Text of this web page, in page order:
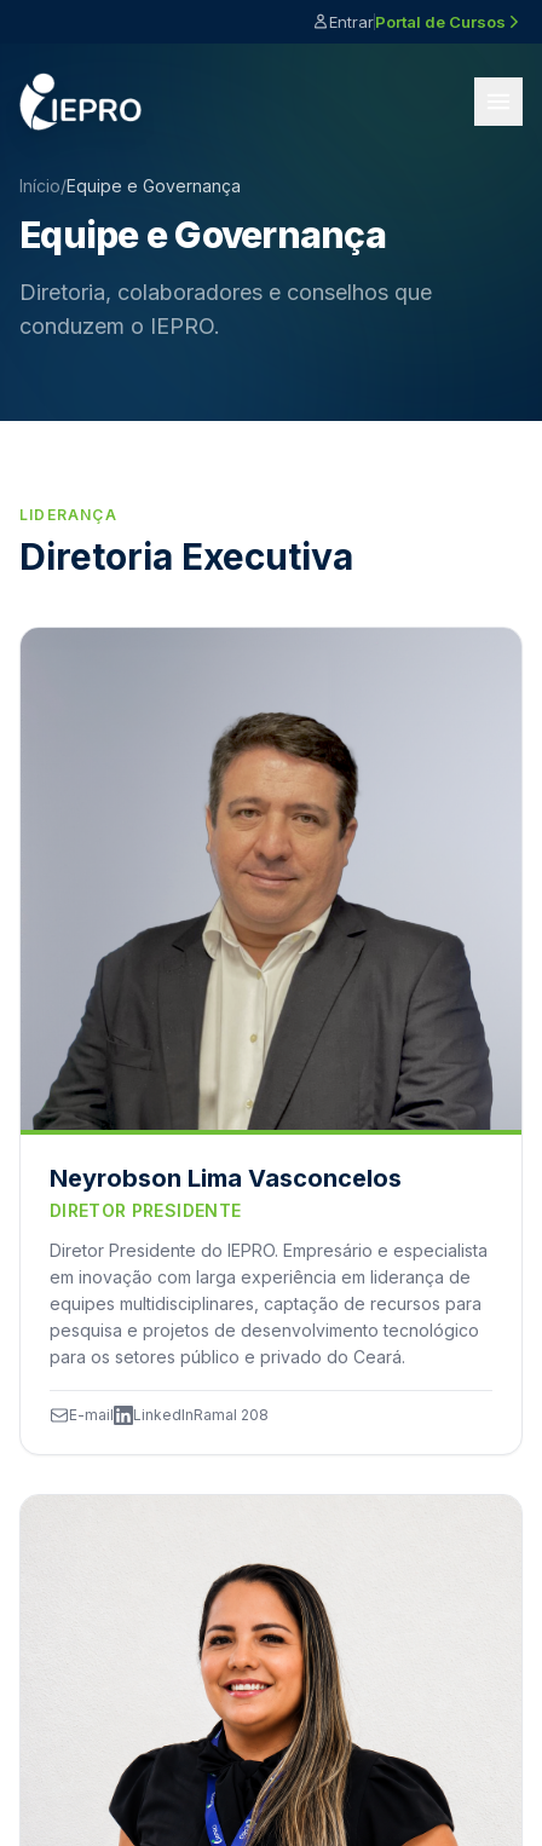
EntrarPortal de Cursos
Início/Equipe e Governança
Equipe e Governança
Diretoria, colaboradores e conselhos que
conduzem o IEPRO.
LIDERANÇA
Diretoria Executiva
Neyrobson Lima Vasconcelos
DIRETOR PRESIDENTE
Diretor Presidente do IEPRO. Empresário e especialista
em inovação com larga experiência em liderança de
equipes multidisciplinares, captação de recursos para
pesquisa e projetos de desenvolvimento tecnológico
para os setores público e privado do Ceará.
E-mail LinkedInRamal 208